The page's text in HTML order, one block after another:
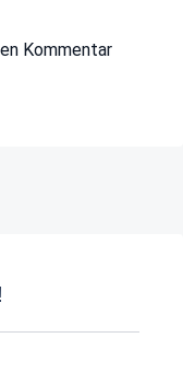
Kommentar